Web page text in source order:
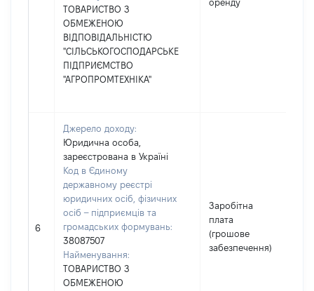
ТОВАРИСТВО З
ОБМЕЖЕНОЮ
ВІДПОВІДАЛЬНІСТЮ
"СІЛЬСЬКОГОСПОДАРСЬКЕ
ПІДПРИЄМСТВО
"АГРОПРОМТЕХНІКА"
оренду
6
Джерело доходу:
Юридична особа,
зареєстрована в Україні
Код в Єдиному
державному реєстрі
юридичних осіб, фізичних
осіб – підприємців та
громадських формувань:
38087507
Найменування:
ТОВАРИСТВО З
ОБМЕЖЕНОЮ
Заробітна
плата
(грошове
забезпечення)